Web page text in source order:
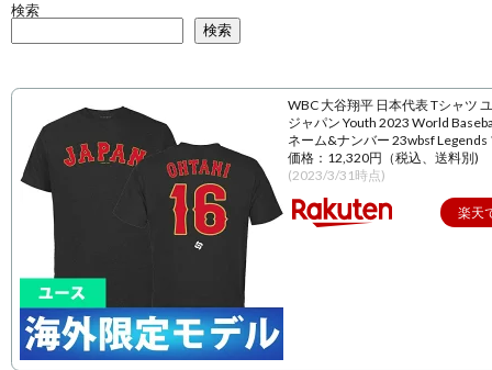
検索
検索
WBC 大谷翔平 日本代表 Tシャツ
ジャパン Youth 2023 World
ネーム&ナンバー 23wbsf Legends
価格：12,320円（税込、送料別)
(2023/3/31時点)
楽天